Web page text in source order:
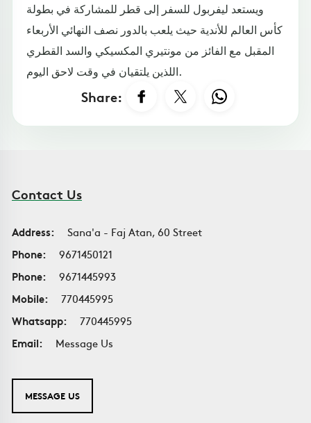
ويستعد ليفربول للسفر إلى قطر للمشاركة في بطولة
كأس العالم للأندية حيث يلعب بالدور نصف النهائي الأربعاء
المقبل مع الفائز من مونتيري المكسيكي والسد القطري
اللذين يلتقيان في وقت لاحق اليوم.
Share:
Contact Us
Address:
Sana'a - Faj Atan, 60 Street
Phone:
9671450121
Phone:
9671445993
Mobile:
770445995
Whatsapp:
770445995
Email:
Message Us
MESSAGE US